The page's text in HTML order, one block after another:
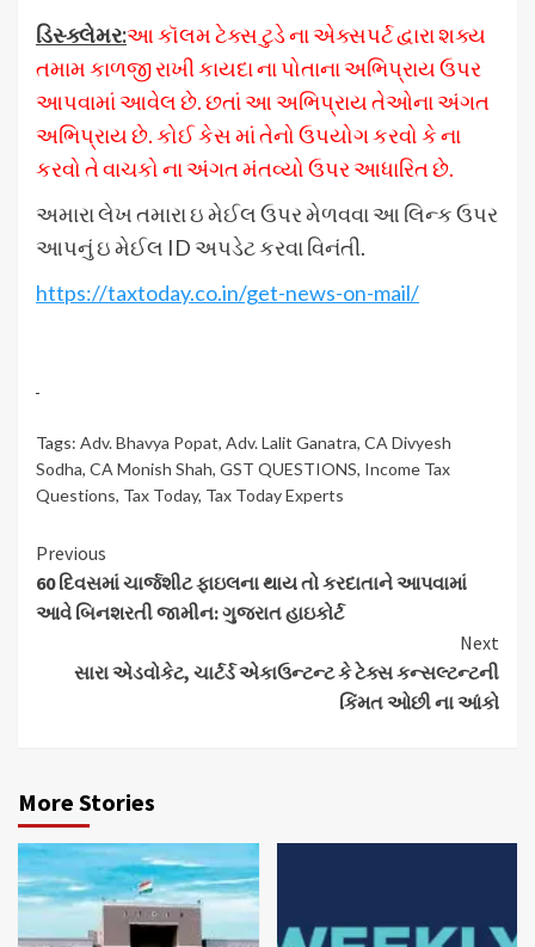
ડિસ્ક્લેમર:આ કૉલમ ટેક્સ ટુડે ના એક્સપર્ટ દ્વારા શક્ય
તમામ કાળજી રાખી કાયદા ના પોતાના અભિપ્રાય ઉપર
આપવામાં આવેલ છે. છતાં આ અભિપ્રાય તેઓના અંગત
અભિપ્રાય છે. કોઈ કેસ માં તેનો ઉપયોગ કરવો કે ના
કરવો તે વાચકો ના અંગત મંતવ્યો ઉપર આધારિત છે.
અમારા લેખ તમારા ઇ મેઈલ ઉપર મેળવવા આ લિન્ક ઉપર
આપનું ઇ મેઈલ ID અપડેટ કરવા વિનંતી.
https://taxtoday.co.in/get-news-on-mail/
Tags: Adv. Bhavya Popat, Adv. Lalit Ganatra, CA Divyesh
Sodha, CA Monish Shah, GST QUESTIONS, Income Tax
Questions, Tax Today, Tax Today Experts
Continue
Reading
Previous
60 દિવસમાં ચાર્જશીટ ફાઇલના થાય તો કરદાતાને આપવામાં
આવે બિનશરતી જામીન: ગુજરાત હાઇકોર્ટ
Next
સારા એડવોકેટ, ચાર્ટર્ડ એકાઉન્ટન્ટ કે ટેક્સ કન્સલ્ટન્ટની
કિંમત ઓછી ના આંકો
More Stories